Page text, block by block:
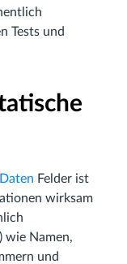
Tests und
Felder ist
wirksam
wie Namen,
und